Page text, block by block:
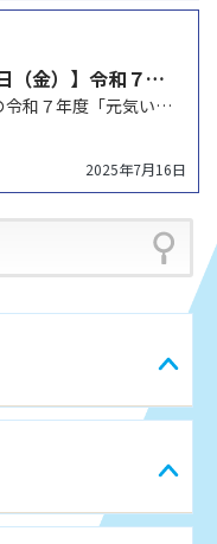
【令和７年７月２５日（金）】令和７年度「元気いばらき就職面接会（水戸会場）」に参加します！！
７月２５日（金）開催の令和７年度「元気いばらき就職面接会（水戸会場）」に参加します。 「人事担当者と…
2025年7月16日